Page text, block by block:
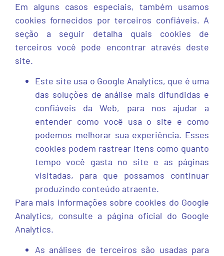
Em alguns casos especiais, também usamos
cookies fornecidos por terceiros confiáveis. A
seção a seguir detalha quais cookies de
terceiros você pode encontrar através deste
site.
Este site usa o Google Analytics, que é uma
das soluções de análise mais difundidas e
confiáveis ​​da Web, para nos ajudar a
entender como você usa o site e como
podemos melhorar sua experiência. Esses
cookies podem rastrear itens como quanto
tempo você gasta no site e as páginas
visitadas, para que possamos continuar
produzindo conteúdo atraente.
Para mais informações sobre cookies do Google
Analytics, consulte a página oficial do Google
Analytics.
As análises de terceiros são usadas para